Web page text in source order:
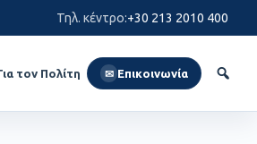
Τηλ. κέντρο:+30 213 2010 400
τον Πολίτη ✉ Επικοινωνία